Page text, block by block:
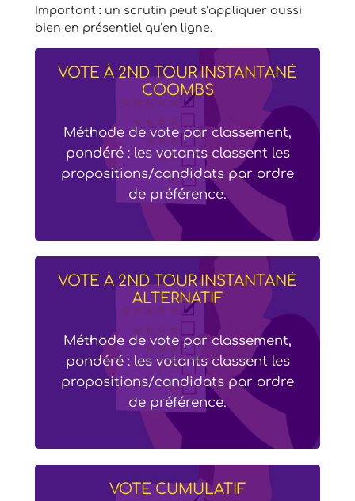
Important : un scrutin peut s’appliquer aussi
bien en présentiel qu’en ligne.
VOTE À 2ND TOUR INSTANTANÉ
COOMBS
Méthode de vote par classement,
pondéré : les votants classent les
propositions/candidats par ordre
de préférence.
VOTE À 2ND TOUR INSTANTANÉ
ALTERNATIF
Méthode de vote par classement,
pondéré : les votants classent les
propositions/candidats par ordre
de préférence.
VOTE CUMULATIF